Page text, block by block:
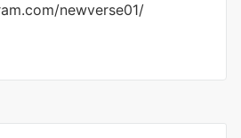
newverse01/